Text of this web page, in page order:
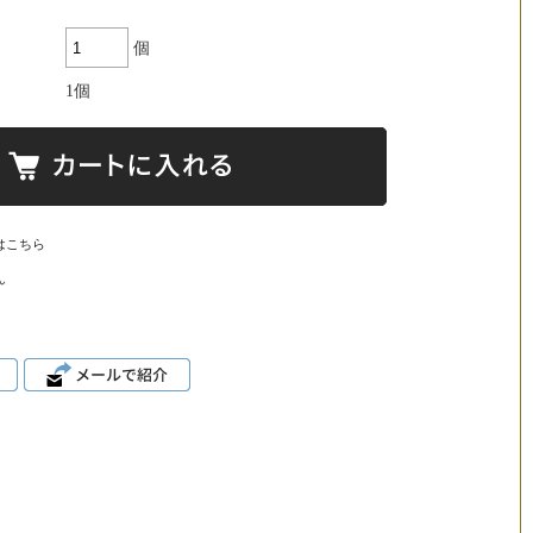
個
1個
こちら